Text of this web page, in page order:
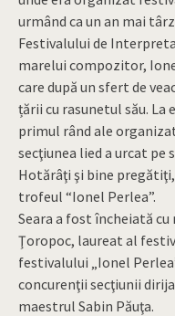
urmând ca un an mai
Festivalului de
marelui compozitor,
care după un sfert de
țării cu rasunetul său.
primul rând ale
secţiunea lied a urcat pe
Hotărâţi şi bine
trofeul “Ionel Perlea”.
Seara a fost încheiată
Ţoropoc, laureat al
festivalului „Ionel
concurenţii secţiunii
maestrul Sabin Păuţa.